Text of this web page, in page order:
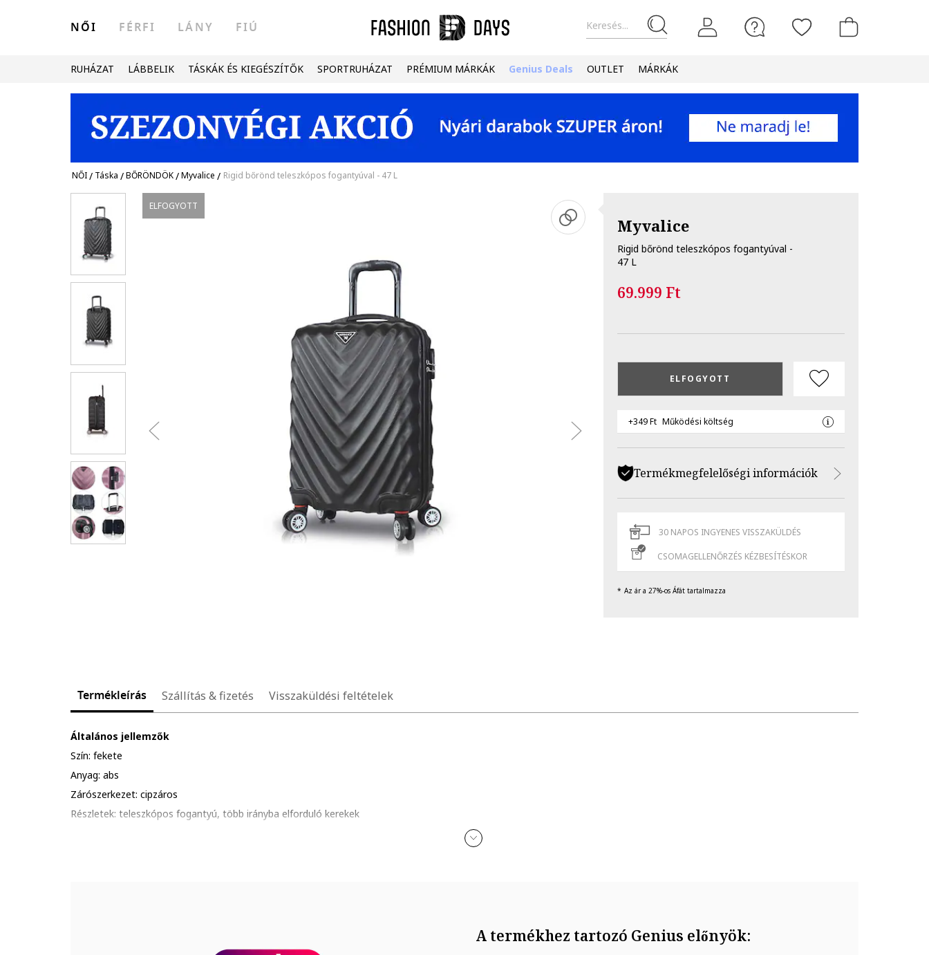
Keresés...
NŐI FÉRFI LÁNY FIÚ
RUHÁZAT LÁBBELIK TÁSKÁK ÉS KIEGÉSZÍTŐK SPORTRUHÁZAT PRÉMIUM MÁRKÁK Genius Deals OUTLET MÁRKÁK
NŐI/ Táska /BŐRÖNDÖK/Myvalice / Rigid bőrönd teleszkópos fogantyúval - 47 L
ELFOGYOTT
Myvalice
Rigid bőrönd teleszkópos fogantyúval -
47 L
69.999 Ft
ELFOGYOTT
+349 Ft Működési költség
Termékmegfelelőségi információk
30 NAPOS INGYENES VISSZAKÜLDÉS
CSOMAGELLENŐRZÉS KÉZBESÍTÉSKOR
Az ár a 27%-os Áfát tartalmazza
Termékleírás Szállítás & fizetés Visszaküldési feltételek
Általános jellemzők
Szín: fekete
Anyag: abs
Zárószerkezet: cipzáros
Részletek: teleszkópos fogantyú, több irányba elforduló kerekek
A termékhez tartozó Genius előnyök: